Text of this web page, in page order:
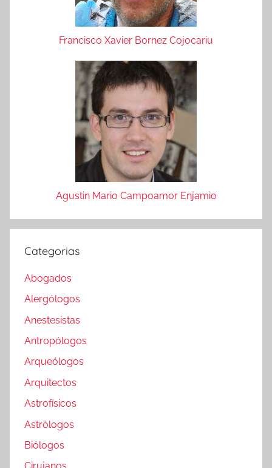
Francisco Xavier Bornez Cojocariu
Agustin Mario Campoamor Enjamio
Categorias
Abogados
Alergólogos
Anestesistas
Antropólogos
Arqueólogos
Arquitectos
Astrofísicos
Astrólogos
Biólogos